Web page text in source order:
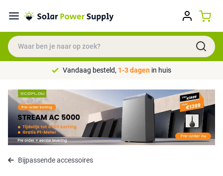
Vandaag besteld, 1-3 dagen in huis
Bijpassende accessoires